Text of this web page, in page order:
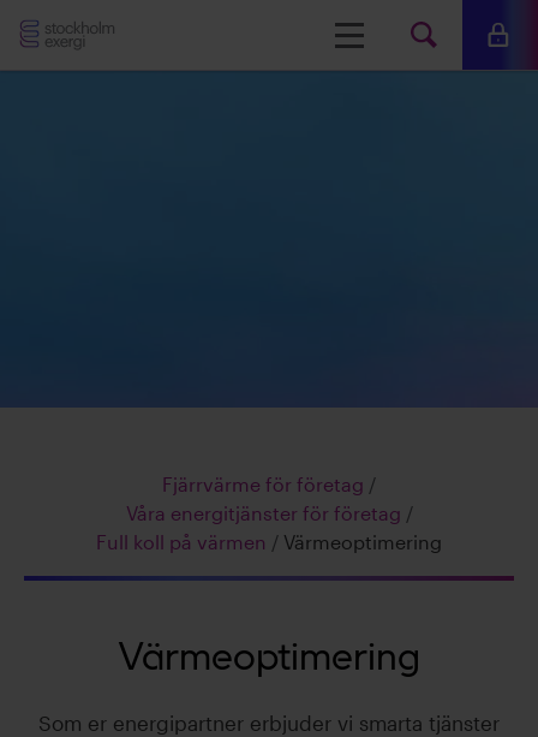
Stockholm
Meny Sök Mina
Fjärrvärme för företag /
Våra energitjänster för företag /
Full koll på värmen / Värmeoptimering
Värmeoptimering
Som er energipartner erbjuder vi smarta tjänster